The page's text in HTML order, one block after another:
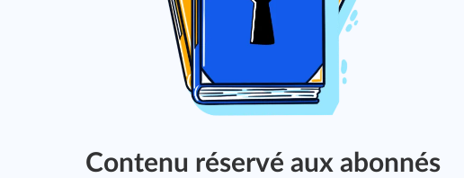
Contenu réservé aux abonnés